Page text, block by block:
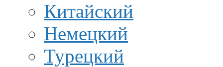
Китайский
Немецкий
Турецкий